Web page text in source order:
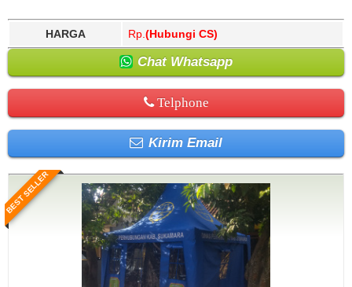
HARGA Rp. (Hubungi CS)
Chat Whatsapp
Telphone
Kirim Email
BEST SELLER